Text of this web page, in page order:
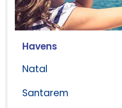
Havens
Natal
Santarem